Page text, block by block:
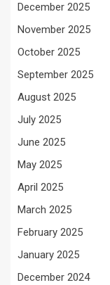
December 2025
November 2025
October 2025
September 2025
August 2025
July 2025
June 2025
May 2025
April 2025
March 2025
February 2025
January 2025
December 2024